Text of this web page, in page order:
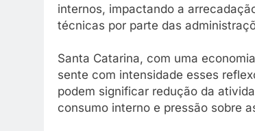
internos, impactando a
técnicas por parte das
Santa Catarina, com uma
sente com intensidade esses
podem significar redução da
consumo interno e pressão sobre